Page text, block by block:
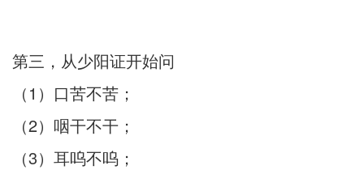
第三，从少阳证开始问
（1）口苦不苦；
（2）咽干不干；
（3）耳呜不呜；